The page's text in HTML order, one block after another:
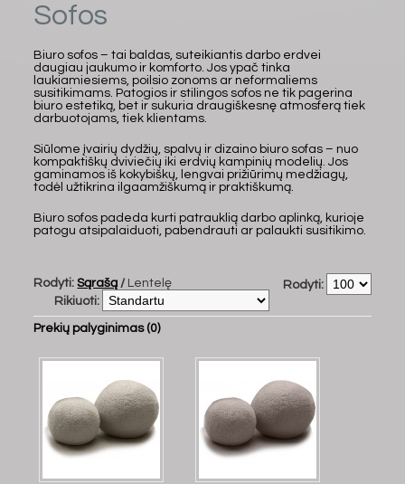
Sofos
Biuro sofos – tai baldas, suteikiantis darbo erdvei
daugiau jaukumo ir komforto. Jos ypač tinka
laukiamiesiems, poilsio zonoms ar neformaliems
susitikimams. Patogios ir stilingos sofos ne tik pagerina
biuro estetiką, bet ir sukuria draugiškesnę atmosferą tiek
darbuotojams, tiek klientams.
Siūlome įvairių dydžių, spalvų ir dizaino biuro sofas – nuo
kompaktiškų dviviečių iki erdvių kampinių modelių. Jos
gaminamos iš kokybiškų, lengvai prižiūrimų medžiagų,
todėl užtikrina ilgaamžiškumą ir praktiškumą.
Biuro sofos padeda kurti patrauklią darbo aplinką, kurioje
patogu atsipalaiduoti, pabendrauti ar palaukti susitikimo.
Rodyti: Sąrašą / Lentelę
Rodyti:
Rikiuoti:
Prekių palyginimas (0)